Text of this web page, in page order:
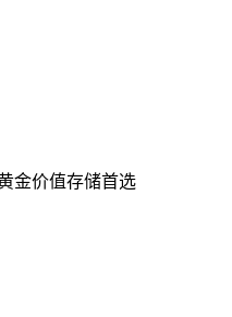
金价值存储首选